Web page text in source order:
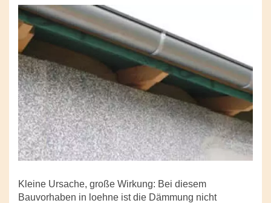
Kleine Ursache, große Wirkung: Bei diesem
Bauvorhaben in loehne ist die Dämmung nicht